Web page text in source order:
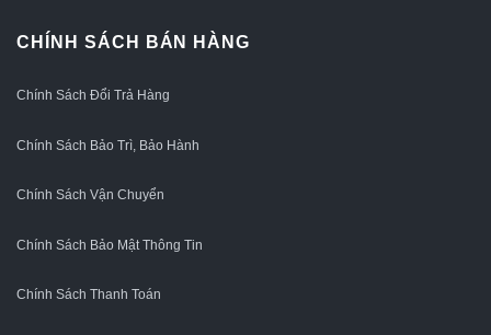
CHÍNH SÁCH BÁN HÀNG
Chính Sách Đổi Trả Hàng
Chính Sách Bảo Trì, Bảo Hành
Chính Sách Vận Chuyển
Chính Sách Bảo Mật Thông Tin
Chính Sách Thanh Toán